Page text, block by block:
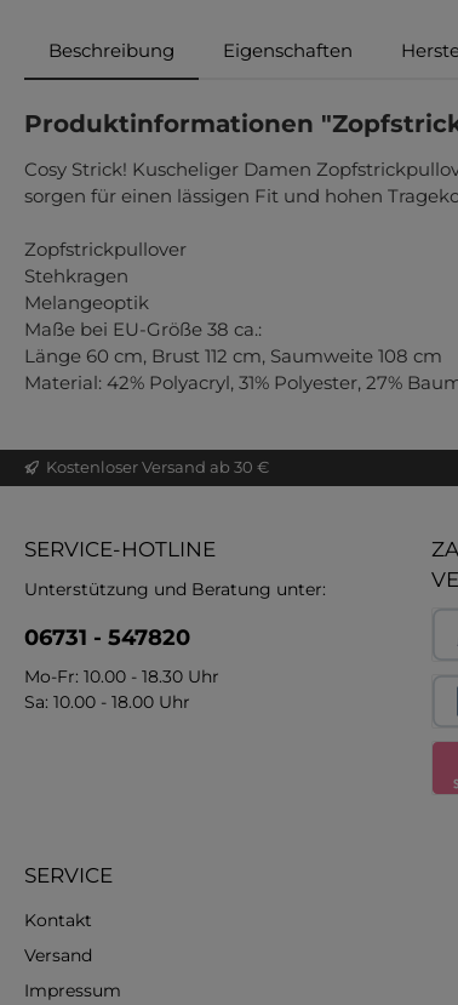
Beschreibung Eigenschaften
Produktinformationen
Cosy Strick! Kuscheliger Damen
sorgen für einen lässigen Fit und hohen
Zopfstrickpullover
Stehkragen
Melangeoptik
Maße bei EU-Größe 38 ca.:
Länge 60 cm, Brust 112 cm, Saumweite 108 cm
Material: 42% Polyacryl, 31% Polyester, 27%
Kostenloser Versand ab 30 €
SERVICE-HOTLINE
Unterstützung und Beratung unter:
06731 - 547820
Mo-Fr: 10.00 - 18.30 Uhr
Sa: 10.00 - 18.00 Uhr
SERVICE
Kontakt
Versand
Impressum